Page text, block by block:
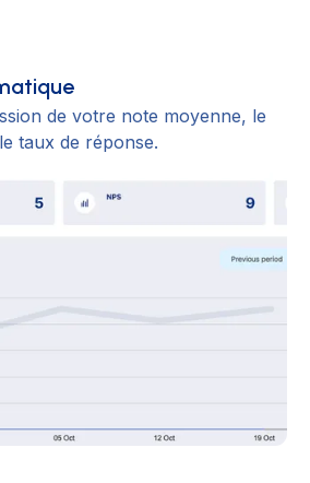
de votre note moyenne, le
taux de réponse.